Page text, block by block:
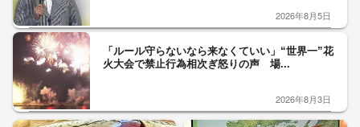
2026年8月5日
「ルール守らないなら来なくていい」“世界一”花
火大会で禁止行為相次ぎ怒りの声 場...
2026年8月3日